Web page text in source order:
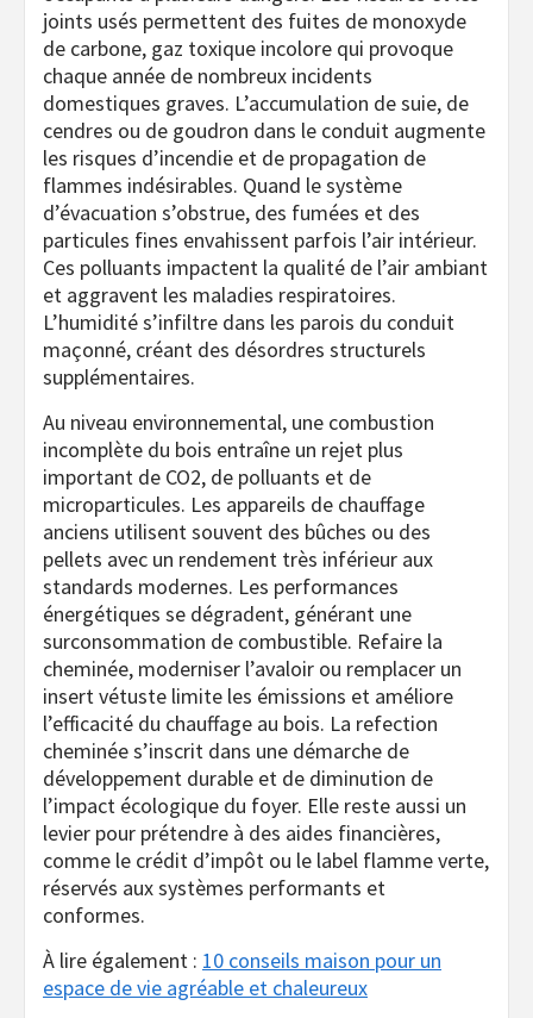
joints usés permettent des fuites de monoxyde
de carbone, gaz toxique incolore qui provoque
chaque année de nombreux incidents
domestiques graves. L’accumulation de suie, de
cendres ou de goudron dans le conduit augmente
les risques d’incendie et de propagation de
flammes indésirables. Quand le système
d’évacuation s’obstrue, des fumées et des
particules fines envahissent parfois l’air intérieur.
Ces polluants impactent la qualité de l’air ambiant
et aggravent les maladies respiratoires.
L’humidité s’infiltre dans les parois du conduit
maçonné, créant des désordres structurels
supplémentaires.
Au niveau environnemental, une combustion
incomplète du bois entraîne un rejet plus
important de CO2, de polluants et de
microparticules. Les appareils de chauffage
anciens utilisent souvent des bûches ou des
pellets avec un rendement très inférieur aux
standards modernes. Les performances
énergétiques se dégradent, générant une
surconsommation de combustible. Refaire la
cheminée, moderniser l’avaloir ou remplacer un
insert vétuste limite les émissions et améliore
l’efficacité du chauffage au bois. La refection
cheminée s’inscrit dans une démarche de
développement durable et de diminution de
l’impact écologique du foyer. Elle reste aussi un
levier pour prétendre à des aides financières,
comme le crédit d’impôt ou le label flamme verte,
réservés aux systèmes performants et
conformes.
À lire également : 10 conseils maison pour un
espace de vie agréable et chaleureux